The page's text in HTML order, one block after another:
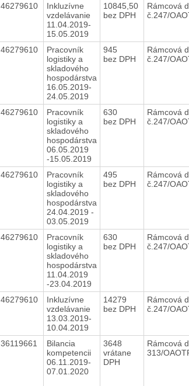
46279610
Inkluzívne
vzdelávanie
11.04.2019-
15.05.2019
10845,50
bez DPH
Rámcová
č.247/
46279610
Pracovník
logistiky a
skladového
hospodárstva
16.05.2019-
24.05.2019
945
bez DPH
Rámcová
č.247/
46279610
Pracovník
logistiky a
skladového
hospodárstva
06.05.2019
-15.05.2019
630
bez DPH
Rámcová
č.247/
46279610
Pracovník
logistiky a
skladového
hospodárstva
24.04.2019 -
03.05.2019
495
bez DPH
Rámcová
č.247/
46279610
Pracovník
logistiky a
skladového
hospodárstva
11.04.2019
-23.04.2019
630
bez DPH
Rámcová
č.247/
46279610
Inkluzívne
vzdelávanie
13.03.2019-
10.04.2019
14279
bez DPH
Rámcová
č.247/
36119661
Bilancia
kompetencii
06.11.2019-
07.01.2020
3648
vrátane
DPH
Rámcová
313/